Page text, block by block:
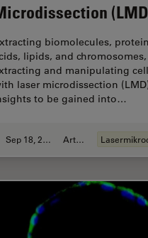
erforschen: Räumliche
biomolecules,
lipids, and
and manipulating
laser microdissection
to be gained into…
Sep 18, 2024 Artikel